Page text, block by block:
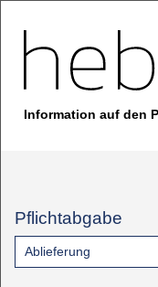
Information auf den
Pflichtabgabe
Ablieferung